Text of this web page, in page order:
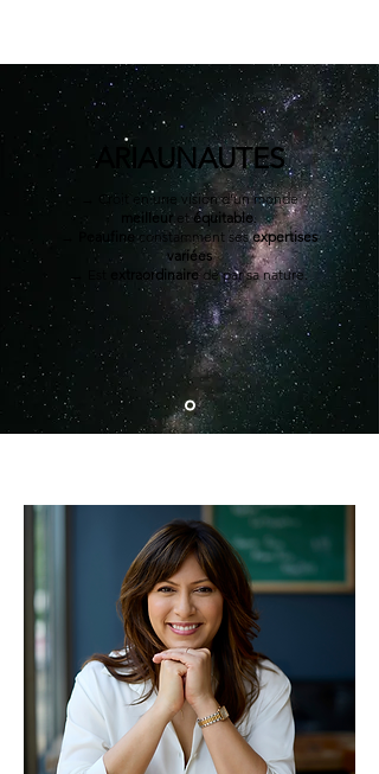
ARIAUNAUTES
→ Croit en une vision d’un monde
meilleuretéquitable.
Peaufine constamment sesexpertises
variées
→ Est
extraordinairede par sa nature.